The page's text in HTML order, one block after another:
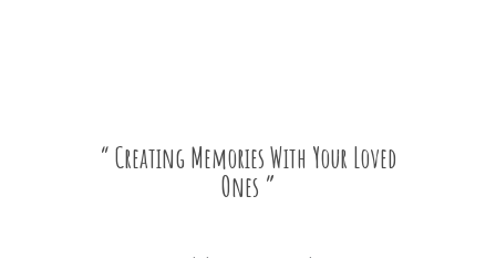
“ Creating Memories With Your Loved
Ones ”